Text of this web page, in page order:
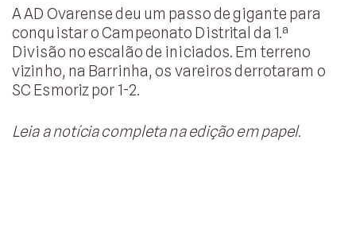
A AD Ovarense deu um passo de gigante para
conquistar o Campeonato Distrital da 1.ª
Divisão no escalão de iniciados. Em terreno
vizinho, na Barrinha, os vareiros derrotaram o
SC Esmoriz por 1-2.
Leia a notícia completa na edição em papel.